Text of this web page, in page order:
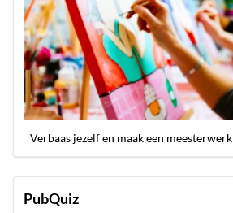
Verbaas jezelf en maak een meesterwerk
PubQuiz